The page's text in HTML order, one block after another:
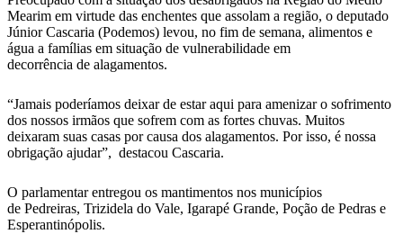
Mearim em virtude das enchentes que assolam a região, o deputado
Júnior Cascaria (Podemos) levou, no fim de semana, alimentos e
água a famílias em situação de vulnerabilidade em
decorrência de alagamentos.
“Jamais poderíamos deixar de estar aqui para amenizar o sofrimento
dos nossos irmãos que sofrem com as fortes chuvas. Muitos
deixaram suas casas por causa dos alagamentos. Por isso, é nossa
obrigação ajudar”, destacou Cascaria.
O parlamentar entregou os mantimentos nos municípios
de Pedreiras, Trizidela do Vale, Igarapé Grande, Poção de Pedras e
Esperantinópolis.